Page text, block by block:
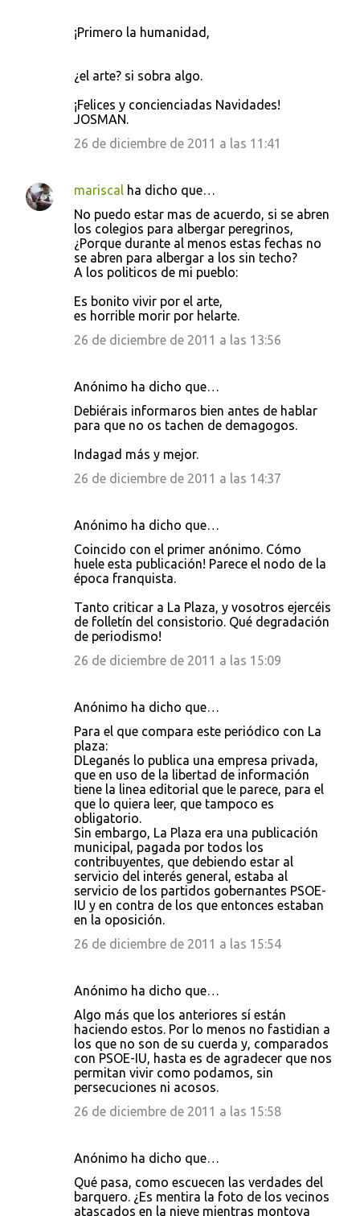
¡Primero la humanidad,
¿el arte? si sobra algo.
¡Felices y concienciadas Navidades!
JOSMAN.
26 de diciembre de 2011 a las 11:41
mariscal ha dicho que…
No puedo estar mas de acuerdo, si se abren
los colegios para albergar peregrinos,
¿Porque durante al menos estas fechas no
se abren para albergar a los sin techo?
A los politicos de mi pueblo:
Es bonito vivir por el arte,
es horrible morir por helarte.
26 de diciembre de 2011 a las 13:56
Anónimo ha dicho que…
Debiérais informaros bien antes de hablar
para que no os tachen de demagogos.
Indagad más y mejor.
26 de diciembre de 2011 a las 14:37
Anónimo ha dicho que…
Coincido con el primer anónimo. Cómo
huele esta publicación! Parece el nodo de la
época franquista.
Tanto criticar a La Plaza, y vosotros ejercéis
de folletín del consistorio. Qué degradación
de periodismo!
26 de diciembre de 2011 a las 15:09
Anónimo ha dicho que…
Para el que compara este periódico con La
plaza:
DLeganés lo publica una empresa privada,
que en uso de la libertad de información
tiene la linea editorial que le parece, para el
que lo quiera leer, que tampoco es
obligatorio.
Sin embargo, La Plaza era una publicación
municipal, pagada por todos los
contribuyentes, que debiendo estar al
servicio del interés general, estaba al
servicio de los partidos gobernantes PSOE-
IU y en contra de los que entonces estaban
en la oposición.
26 de diciembre de 2011 a las 15:54
Anónimo ha dicho que…
Algo más que los anteriores sí están
haciendo estos. Por lo menos no fastidian a
los que no son de su cuerda y, comparados
con PSOE-IU, hasta es de agradecer que nos
permitan vivir como podamos, sin
persecuciones ni acosos.
26 de diciembre de 2011 a las 15:58
Anónimo ha dicho que…
Qué pasa, como escuecen las verdades del
barquero. ¿Es mentira la foto de los vecinos
atascados en la nieve mientras montoya